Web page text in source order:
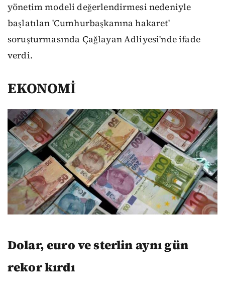
yönetim modeli değerlendirmesi nedeniyle
başlatılan 'Cumhurbaşkanına hakaret'
soruşturmasında Çağlayan Adliyesi'nde ifade
verdi.
EKONOMİ
Dolar, euro ve sterlin aynı gün
rekor kırdı